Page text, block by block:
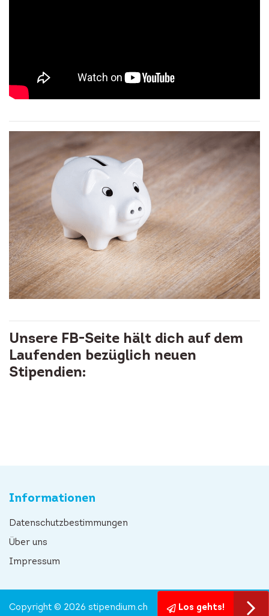
Unsere FB-Seite hält dich auf dem
Laufenden bezüglich neuen
Stipendien:
Informationen
Datenschutzbestimmungen
Über uns
Impressum
Los gehts!
Copyright © 2026 stipendium.ch